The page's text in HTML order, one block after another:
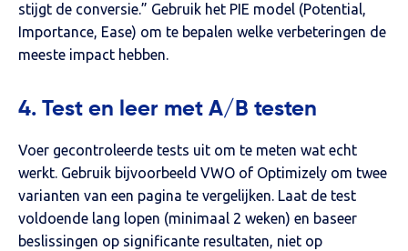
stijgt de conversie.” Gebruik het PIE model (Potential,
Importance, Ease) om te bepalen welke verbeteringen de
meeste impact hebben.
4. Test en leer met A/B testen
Voer gecontroleerde tests uit om te meten wat echt
werkt. Gebruik bijvoorbeeld VWO of Optimizely om twee
varianten van een pagina te vergelijken. Laat de test
voldoende lang lopen (minimaal 2 weken) en baseer
beslissingen op significante resultaten, niet op